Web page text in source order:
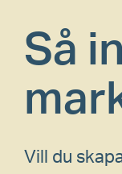
Så
Vill du